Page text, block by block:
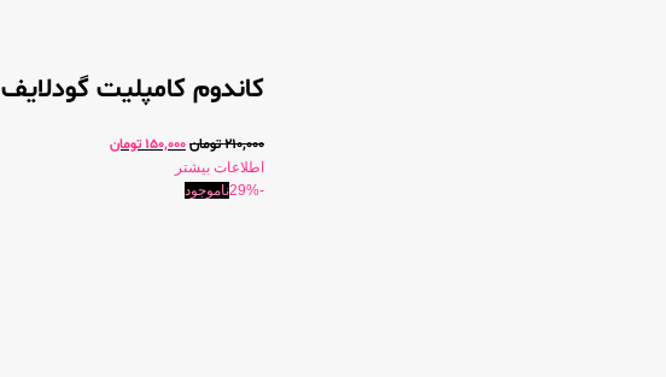
کاندوم کامپلیت گودلایف
210,000تومان150,000 تومان
اطلاعات بیشتر
-29%
ناموجود